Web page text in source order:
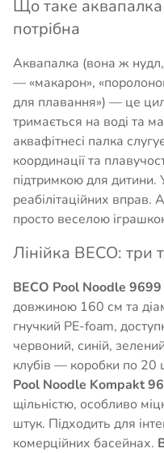
Що таке аквапалка
потрібна
Аквапалка (вона ж
— «макарон»,
для плавання») — це
тримається на воді та
аквафітнесі палка
координації та
підтримкою для дитини.
реабілітаційних
просто веселою
Лінійка BECO: три
BECO Pool Noodle 9699
довжиною 160 см та
гнучкий PE-foam,
червоний, синій,
клубів — коробки по 20
Pool Noodle Kompakt
щільністю, особливо
штук. Підходить для
комерційних басейнах.